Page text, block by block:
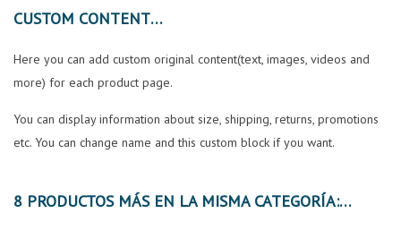
CUSTOM CONTENT
Here you can add custom original content(text, images, videos and
more) for each product page.
You can display information about size, shipping, returns, promotions
etc. You can change name and this custom block if you want.
8 PRODUCTOS MÁS EN LA MISMA CATEGORÍA: